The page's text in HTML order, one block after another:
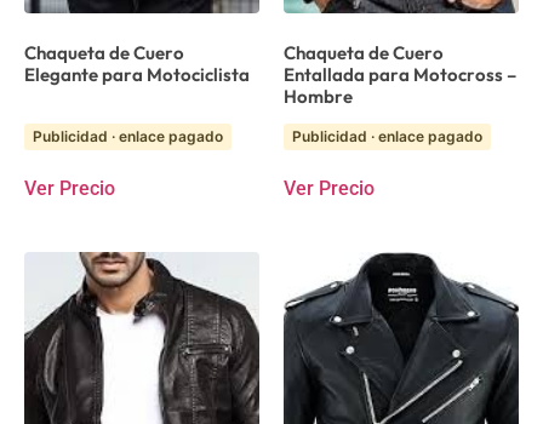
Chaqueta de Cuero
Elegante para Motociclista
Publicidad · enlace pagado
Ver Precio
Chaqueta de Cuero
Entallada para Motocross –
Hombre
Publicidad · enlace pagado
Ver Precio